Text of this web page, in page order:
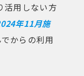
活用しない方
年11月施
からの利用